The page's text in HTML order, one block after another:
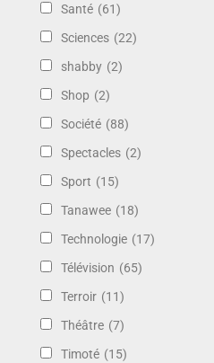
Santé (61)
Sciences (22)
shabby (2)
Shop (2)
Société (88)
Spectacles (2)
Sport (15)
Tanawee (18)
Technologie (17)
Télévision (65)
Terroir (11)
Théâtre (7)
Timoté (15)